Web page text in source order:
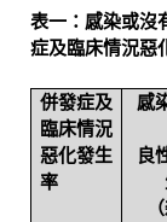
表一：感染或沒
症及臨床情況惡
併發症及
臨床情況
惡化發生
率
感
良